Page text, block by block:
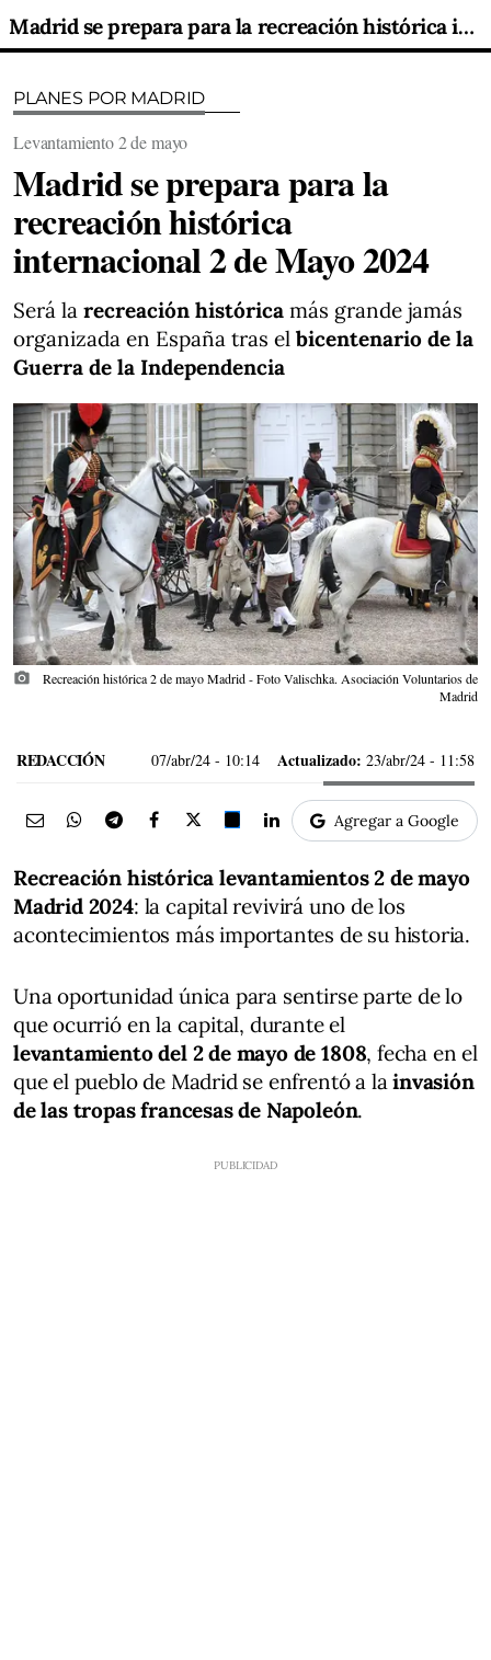
Madrid se prepara para la recreación histórica internacional 2 de Mayo 2024
PLANES POR MADRID
Levantamiento 2 de mayo
Madrid se prepara para la
recreación histórica
internacional 2 de Mayo 2024
Será la recreación histórica más grande jamás
organizada en España tras el bicentenario de la
Guerra de la Independencia
photo_camera
Recreación histórica 2 de mayo Madrid - Foto Valischka. Asociación Voluntarios de
Madrid
REDACCIÓN 07/abr/24 - 10:14 Actualizado: 23/abr/24 - 11:58
Agregar a Google
Recreación histórica levantamientos 2 de mayo
Madrid 2024: la capital revivirá uno de los
acontecimientos más importantes de su historia.
Una oportunidad única para sentirse parte de lo
que ocurrió en la capital, durante el
levantamiento del 2 de mayo de 1808, fecha en el
que el pueblo de Madrid se enfrentó a lainvasión
de las tropas francesas de Napoleón.